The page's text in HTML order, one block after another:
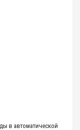
в автоматической